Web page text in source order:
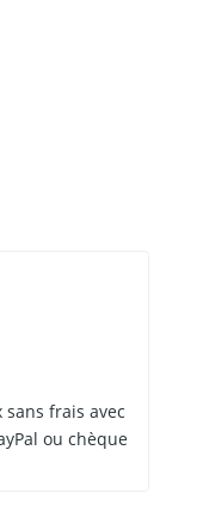
sans frais avec
ou chèque